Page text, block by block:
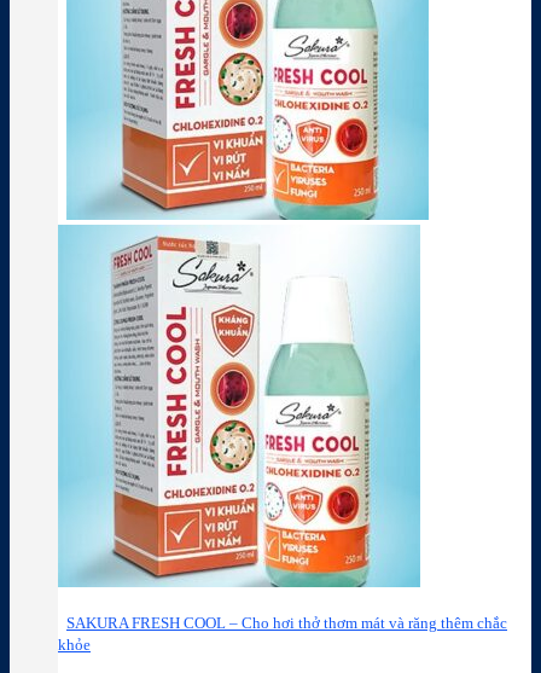
SAKURA FRESH COOL – Cho hơi thở thơm mát và răng thêm chắc
khỏe